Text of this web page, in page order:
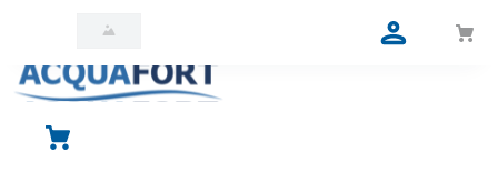
O que você está procurando?